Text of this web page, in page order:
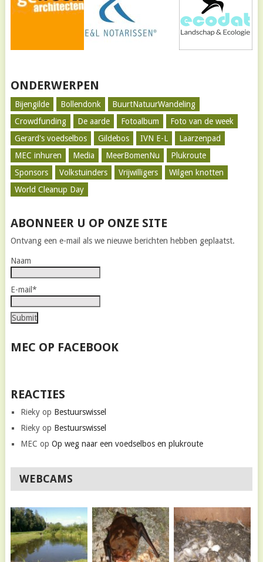
ONDERWERPEN
Bijengilde Bollendonk
BuurtNatuurWandeling
Crowdfunding
De aarde Fotoalbum
Foto van de week
Gerard's voedselbos
Gildebos IVN E-L
Laarzenpad
MEC inhuren
Media MeerBomenNu
Plukroute
Sponsors
Volkstuinders Vrijwilligers
Wilgen knotten
World Cleanup Day
ABONNEER U OP ONZE SITE
Ontvang een e-mail als we nieuwe berichten hebben geplaatst.
Naam
E-mail*
MEC OP FACEBOOK
REACTIES
Riekyop Bestuurswissel
Riekyop Bestuurswissel
MEC op Op weg naar een voedselbos en plukroute
WEBCAMS